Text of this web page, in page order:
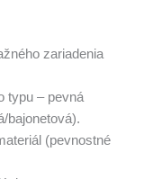
zariadenia
typu – pevná
bajonetová).
(pevnostné